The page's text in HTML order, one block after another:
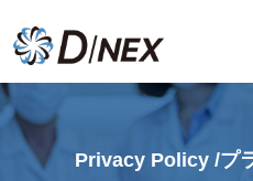
Privacy Policy /プ